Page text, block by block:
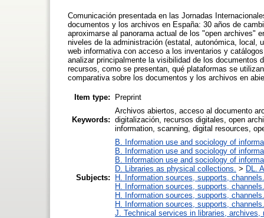
Comunicación presentada en las Jornadas
documentos y los archivos en España: 30 años de
aproximarse al panorama actual de los "open archives"
niveles de la administración (estatal, autonómica, local,
web informativa con acceso a los inventarios y
analizar principalmente la visibilidad de los
recursos, como se presentan, qué plataformas se
comparativa sobre los documentos y los archivos en
Item type: Preprint
Keywords:
Archivos abiertos, acceso al documento
digitalización, recursos digitales, open
information, scanning, digital resources,
Subjects:
B. Information use and sociology of
B. Information use and sociology of
B. Information use and sociology of
D. Libraries as physical collections. > DL.
H. Information sources, supports, channels.
H. Information sources, supports, channels.
H. Information sources, supports, channels.
H. Information sources, supports, channels.
J. Technical services in libraries, archives,